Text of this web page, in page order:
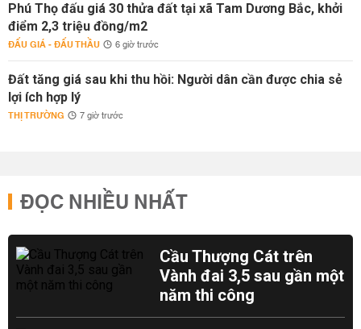
Phú Thọ đấu giá 30 thửa đất tại xã Tam Dương Bắc, khởi
điểm 2,3 triệu đồng/m2
ĐẤU GIÁ - ĐẤU THẦU 6 giờ trước
Đất tăng giá sau khi thu hồi: Người dân cần được chia sẻ
lợi ích hợp lý
THỊ TRƯỜNG 7 giờ trước
ĐỌC NHIỀU NHẤT
Cầu Thượng Cát trên
Vành đai 3,5 sau gần một
năm thi công